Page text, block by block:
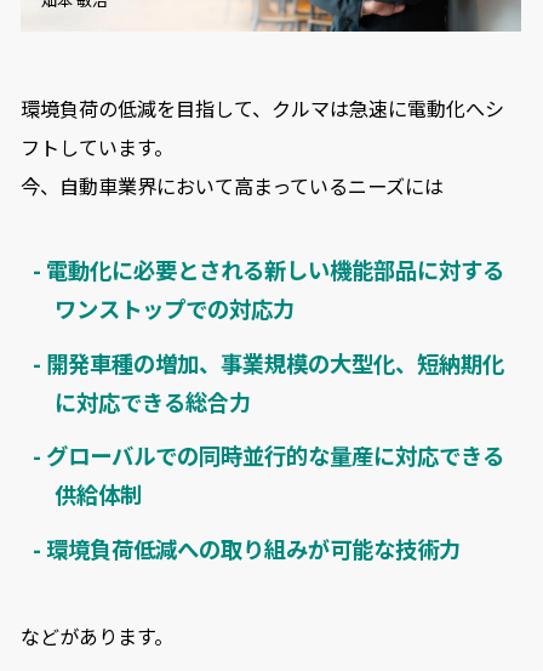
環境負荷の低減を目指して、クルマは急速に電動化へシ
フトしています。
今、自動車業界において高まっているニーズには
- 電動化に必要とされる新しい機能部品に対する
ワンストップでの対応力
- 開発車種の増加、事業規模の大型化、短納期化
に対応できる総合力
- グローバルでの同時並行的な量産に対応できる
供給体制
- 環境負荷低減への取り組みが可能な技術力
などがあります。